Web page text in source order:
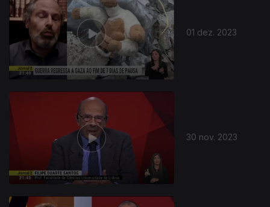
01 dez. 2023
30 nov. 2023